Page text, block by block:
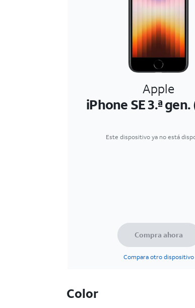
Apple
iPhone SE 3.ª
Este dispositivo ya no está
Compra ahora
Compara otro dispositivo
Color